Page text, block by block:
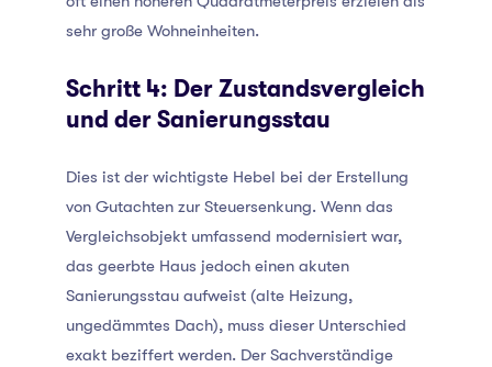
sehr große Wohneinheiten.
Schritt 4: Der Zustandsvergleich
und der Sanierungsstau
Dies ist der wichtigste Hebel bei der Erstellung
von Gutachten zur Steuersenkung. Wenn das
Vergleichsobjekt umfassend modernisiert war,
das geerbte Haus jedoch einen akuten
Sanierungsstau aufweist (alte Heizung,
ungedämmtes Dach), muss dieser Unterschied
exakt beziffert werden. Der Sachverständige